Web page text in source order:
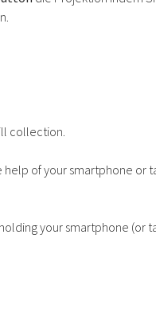
collection.
of your smartphone
your smartphone (or